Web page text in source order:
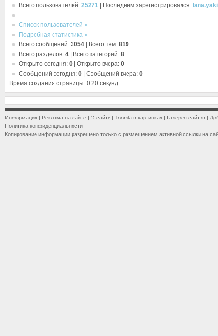
Всего пользователей: 25271 Последним зарегистрировался:
Список пользователей »
Подробная статистика »
Всего сообщений: 3054 Всего тем: 819
Всего разделов: 4 Всего категорий: 8
Открыто сегодня: 0 Открыто вчера: 0
Сообщений сегодня: 0 Сообщений вчера: 0
Время создания страницы: 0.20 секунд
Информация | Реклама на сайте | О сайте | Joomla в картинках | Галерея сайтов |
Политика конфиденциальности
Копирование информации разрешено только с размещением активной ссылки на